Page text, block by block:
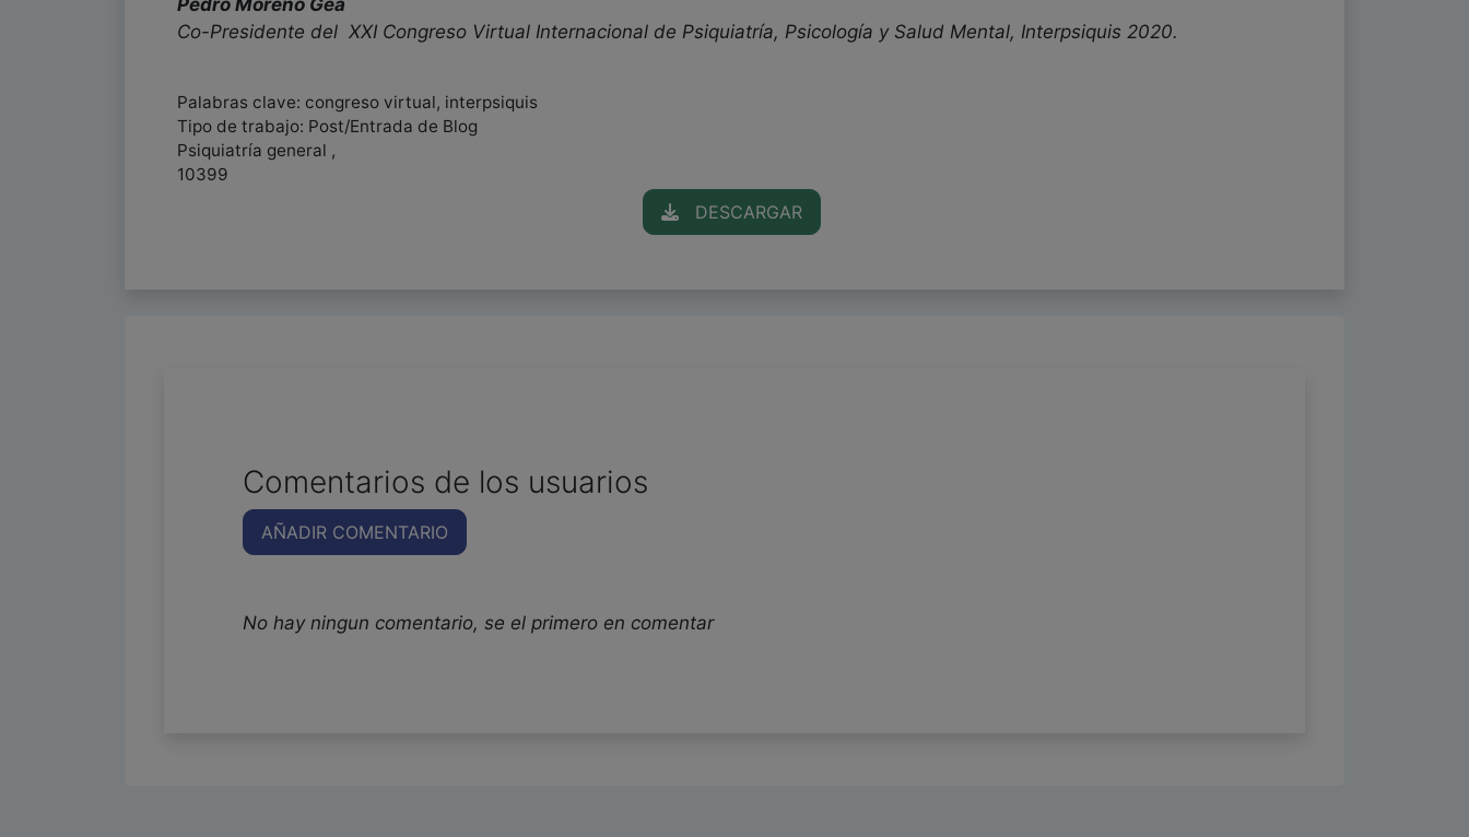
Pedro Moreno Gea
Co-Presidente del XXI Congreso Virtual Internacional de Psiquiatría, Psicología y Salud Mental, Interpsiquis 2020.
Palabras clave: congreso virtual, interpsiquis
Tipo de trabajo: Post/Entrada de Blog
Psiquiatría general ,
10399
DESCARGAR
Comentarios de los usuarios
AÑADIR COMENTARIO
No hay ningun comentario, se el primero en comentar